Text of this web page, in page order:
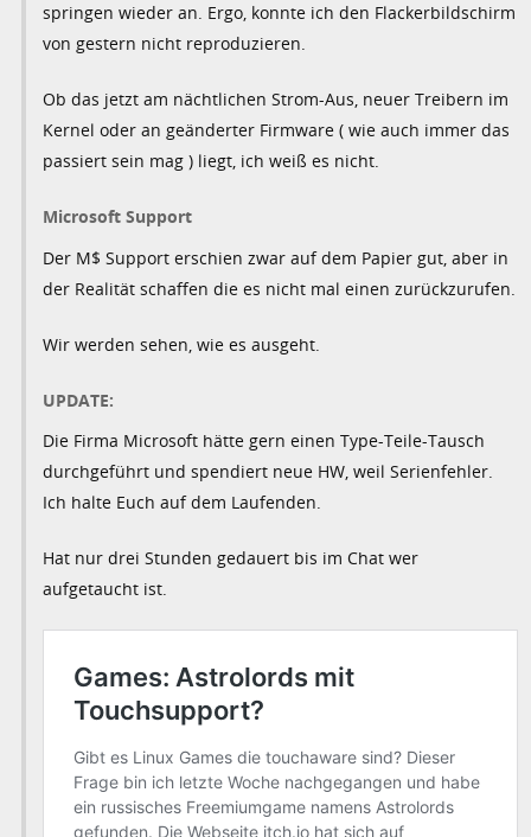
springen wieder an. Ergo, konnte ich den Flackerbildschirm
von gestern nicht reproduzieren.
Ob das jetzt am nächtlichen Strom-Aus, neuer Treibern im
Kernel oder an geänderter Firmware ( wie auch immer das
passiert sein mag ) liegt, ich weiß es nicht.
Microsoft Support
Der M$ Support erschien zwar auf dem Papier gut, aber in
der Realität schaffen die es nicht mal einen zurückzurufen.
Wir werden sehen, wie es ausgeht.
UPDATE:
Die Firma Microsoft hätte gern einen Type-Teile-Tausch
durchgeführt und spendiert neue HW, weil Serienfehler.
Ich halte Euch auf dem Laufenden.
Hat nur drei Stunden gedauert bis im Chat wer
aufgetaucht ist.